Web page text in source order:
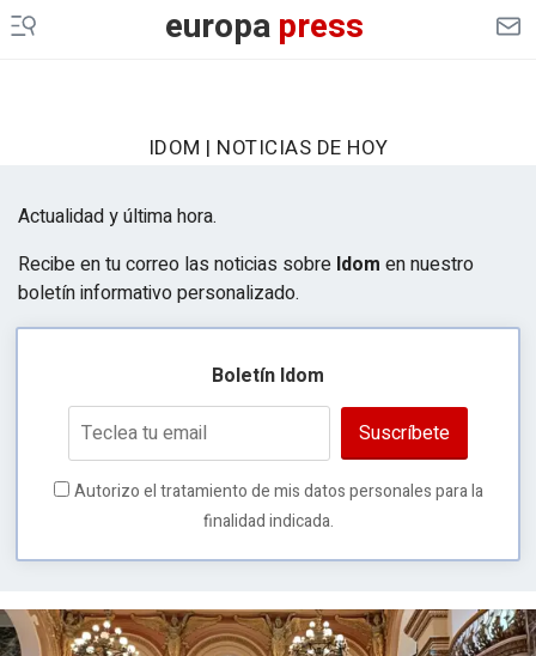
europapress
IDOM | NOTICIAS DE HOY
Actualidad y última hora.
Recibe en tu correo las noticias sobre Idom en nuestro
boletín informativo personalizado.
Boletín Idom
Suscríbete
Autorizo el tratamiento de mis datos personales para la
finalidad indicada.